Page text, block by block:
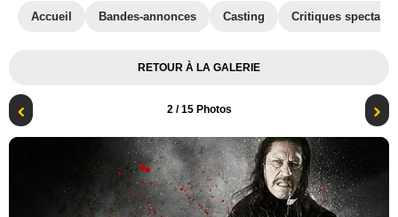
Accueil Bandes-annonces Casting Critiques
RETOUR À LA GALERIE
2/ 15 Photos